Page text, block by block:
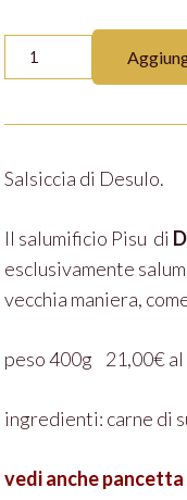
Salsiccia
di
Salsiccia di Desulo.
Il salumificio Pisu di
esclusivamente
vecchia maniera,
peso 400g 21,00€ al
ingredienti: carne di
vedi anche pancetta